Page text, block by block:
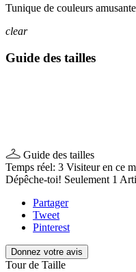
Tunique de couleurs
clear
Guide des tailles
Guide des tailles
Temps réel: 3 Visiteur en ce
Dépêche-toi! Seulement 1
Partager
Tweet
Pinterest
Donnez votre avis
Tour de Taille